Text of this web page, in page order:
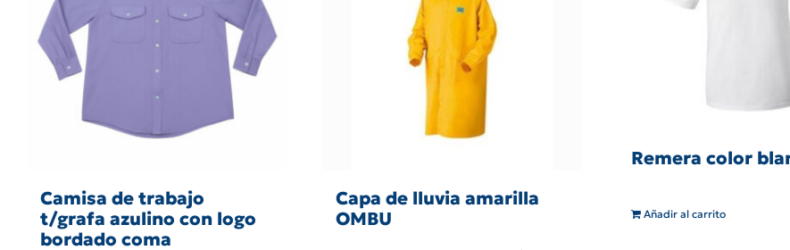
Camisa de trabajo
t/grafa azulino con logo
bordado coma
Capa de lluvia amarilla
OMBU
Remera color
Añadir al carrito